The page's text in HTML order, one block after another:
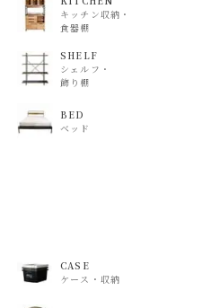
キッチン収納・
食器棚
SHELF
シェルフ・
飾り棚
BED
ベッド
CASE
ケース・収納